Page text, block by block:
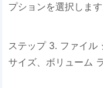
プションを選択します
ステップ 3. ファイル
サイズ、ボリューム